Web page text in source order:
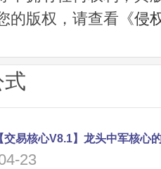
的版权，请查看《侵
23